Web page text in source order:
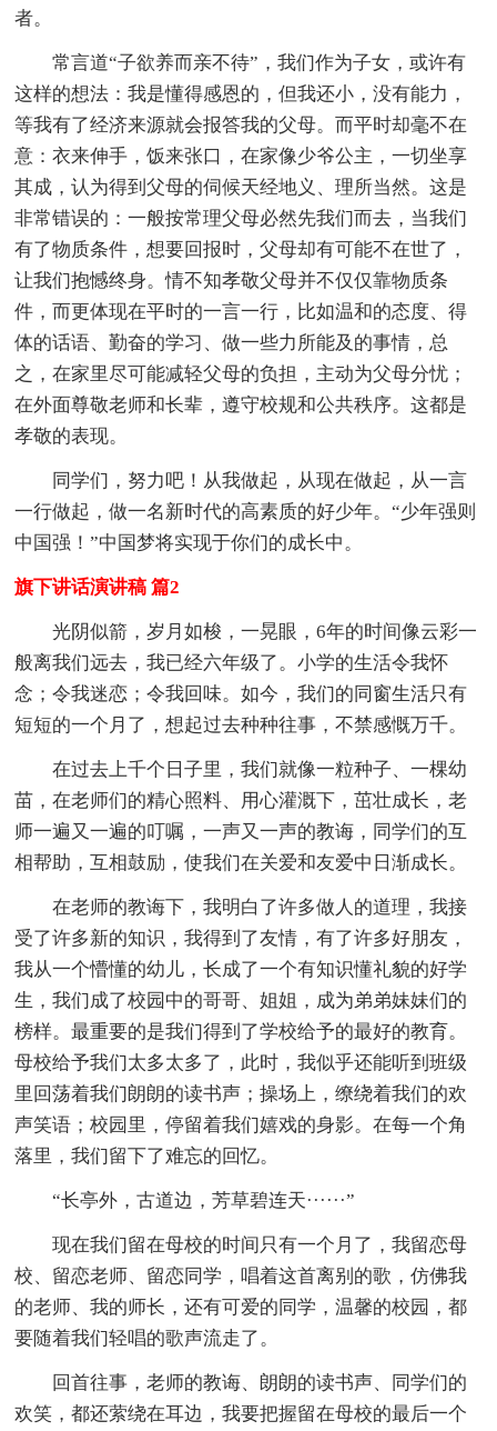
者。
常言道“子欲养而亲不待”，我们作为子女，或许有
这样的想法：我是懂得感恩的，但我还小，没有能力，
等我有了经济来源就会报答我的父母。而平时却毫不在
意：衣来伸手，饭来张口，在家像少爷公主，一切坐享
其成，认为得到父母的伺候天经地义、理所当然。这是
非常错误的：一般按常理父母必然先我们而去，当我们
有了物质条件，想要回报时，父母却有可能不在世了，
让我们抱憾终身。情不知孝敬父母并不仅仅靠物质条
件，而更体现在平时的一言一行，比如温和的态度、得
体的话语、勤奋的学习、做一些力所能及的事情，总
之，在家里尽可能减轻父母的负担，主动为父母分忧；
在外面尊敬老师和长辈，遵守校规和公共秩序。这都是
孝敬的表现。
同学们，努力吧！从我做起，从现在做起，从一言
一行做起，做一名新时代的高素质的好少年。“少年强则
中国强！”中国梦将实现于你们的成长中。
旗下讲话演讲稿 篇2
光阴似箭，岁月如梭，一晃眼，6年的时间像云彩一
般离我们远去，我已经六年级了。小学的生活令我怀
念；令我迷恋；令我回味。如今，我们的同窗生活只有
短短的一个月了，想起过去种种往事，不禁感慨万千。
在过去上千个日子里，我们就像一粒种子、一棵幼
苗，在老师们的精心照料、用心灌溉下，茁壮成长，老
师一遍又一遍的叮嘱，一声又一声的教诲，同学们的互
相帮助，互相鼓励，使我们在关爱和友爱中日渐成长。
在老师的教诲下，我明白了许多做人的道理，我接
受了许多新的知识，我得到了友情，有了许多好朋友，
我从一个懵懂的幼儿，长成了一个有知识懂礼貌的好学
生，我们成了校园中的哥哥、姐姐，成为弟弟妹妹们的
榜样。最重要的是我们得到了学校给予的最好的教育。
母校给予我们太多太多了，此时，我似乎还能听到班级
里回荡着我们朗朗的读书声；操场上，缭绕着我们的欢
声笑语；校园里，停留着我们嬉戏的身影。在每一个角
落里，我们留下了难忘的回忆。
“长亭外，古道边，芳草碧连天······”
现在我们留在母校的时间只有一个月了，我留恋母
校、留恋老师、留恋同学，唱着这首离别的歌，仿佛我
的老师、我的师长，还有可爱的同学，温馨的校园，都
要随着我们轻唱的歌声流走了。
回首往事，老师的教诲、朗朗的读书声、同学们的
欢笑，都还萦绕在耳边，我要把握留在母校的最后一个